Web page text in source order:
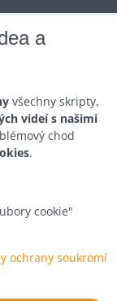
a
všechny skripty,
videí s našimi
chod
.
cookie"
ochrany soukromí